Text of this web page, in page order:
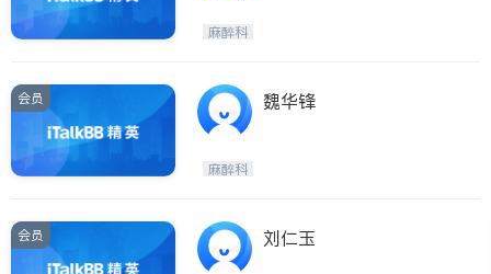
麻醉科
会员 魏华锋
麻醉科
会员 刘仁玉